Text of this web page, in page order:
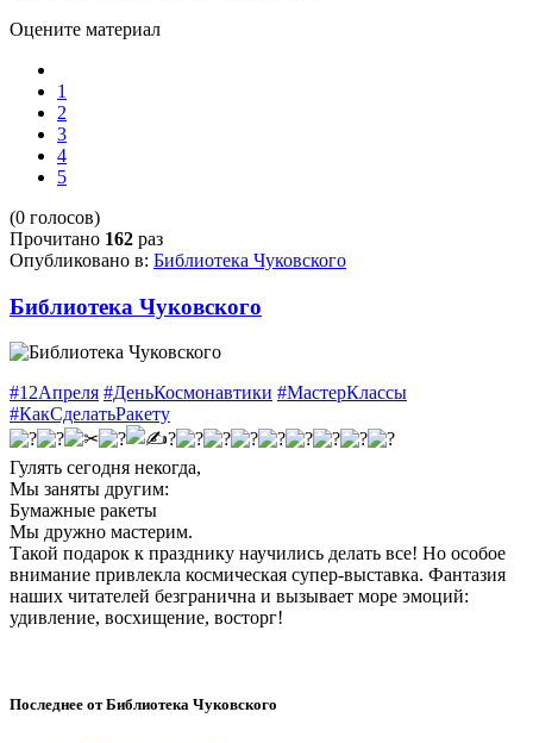
Оцените материал
1
2
3
4
5
(0 голосов)
Прочитано 162 раз
Опубликовано в: Библиотека Чуковского
Библиотека Чуковского
#12Апреля #ДеньКосмонавтики #МастерКлассы
#КакСделатьРакету
Гулять сегодня некогда,
Мы заняты другим:
Бумажные ракеты
Мы дружно мастерим.
Такой подарок к празднику научились делать все! Но особое
внимание привлекла космическая супер-выставка. Фантазия
наших читателей безгранична и вызывает море эмоций:
удивление, восхищение, восторг!
Последнее от Библиотека Чуковского